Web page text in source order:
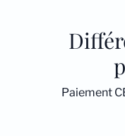
Paiement